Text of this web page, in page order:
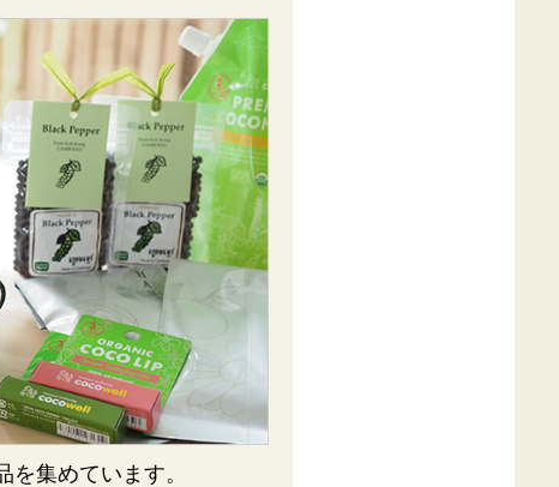
集めています。